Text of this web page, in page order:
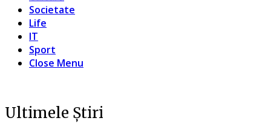
Societate
Life
IT
Sport
Close Menu
Ultimele Știri